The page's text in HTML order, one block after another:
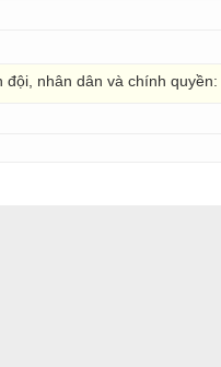
đội, nhân dân và chính quyền: